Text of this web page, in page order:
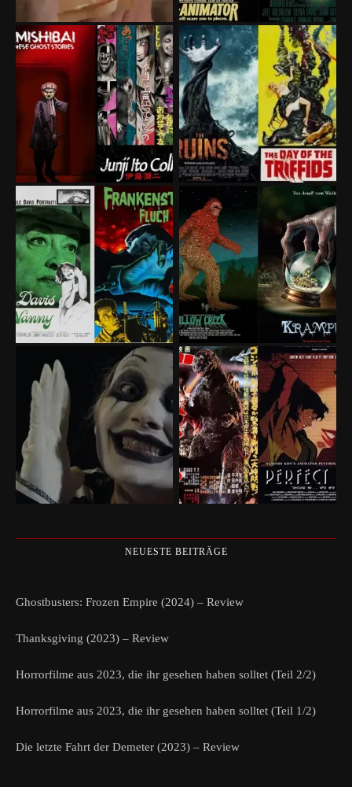
NEUESTE BEITRÄGE
Ghostbusters: Frozen Empire (2024) – Review
Thanksgiving (2023) – Review
Horrorfilme aus 2023, die ihr gesehen haben solltet (Teil 2/2)
Horrorfilme aus 2023, die ihr gesehen haben solltet (Teil 1/2)
Die letzte Fahrt der Demeter (2023) – Review